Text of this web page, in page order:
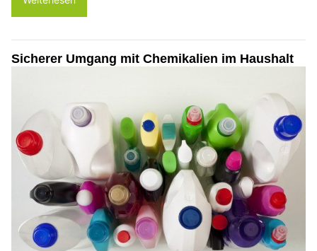
Sicherer Umgang mit Chemikalien im Haushalt